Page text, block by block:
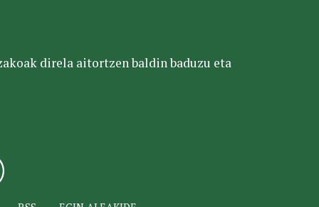
direla aitortzen baldin baduzu eta